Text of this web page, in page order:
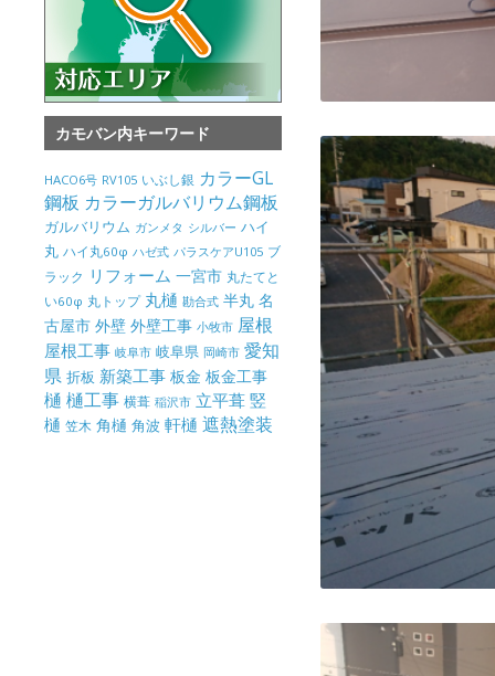
カモバン内キーワード
HACO6号 RV105 いぶし銀 カラーGL
鋼板 カラーガルバリウム鋼板
ガルバリウム ガンメタ シルバー ハイ
丸 ハイ丸60φ ハゼ式 パラスケアU105 ブ
ラック リフォーム 一宮市 丸たてと
い60φ 丸トップ 丸樋 勘合式 半丸 名
古屋市 外壁 外壁工事 小牧市 屋根
屋根工事 岐阜市 岐阜県 岡崎市 愛知
県 折板 新築工事 板金 板金工事
樋 樋工事 横葺 稲沢市 立平葺 竪
樋 笠木 角樋 角波 軒樋 遮熱塗装